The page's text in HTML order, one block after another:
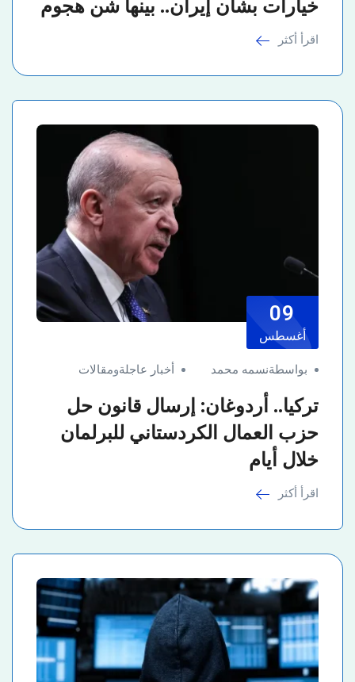
خيارات بشأن إيران.. بينها شن هجوم
اقرأ أكثر
09
أغسطس
بواسطةنسمه محمد أخبار عاجلةومقالات
تركيا.. أردوغان: إرسال قانون حل
حزب العمال الكردستاني للبرلمان
خلال أيام
اقرأ أكثر